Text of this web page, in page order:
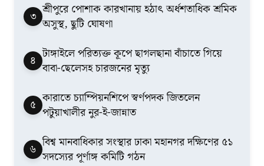
৩ শ্রীপুরে পোশাক কারখানায় হঠাৎ অর্ধশতাধিক শ্রমিক
অসুস্থ, ছুটি ঘোষণা
৪ টাঙ্গাইলে পরিত্যক্ত কূপে ছাগলছানা বাঁচাতে গিয়ে
বাবা-ছেলেসহ চারজনের মৃত্যু
৫ কারাতে চ্যাম্পিয়নশিপে স্বর্ণপদক জিতলেন
পটুয়াখালীর নুর-ই-জান্নাত
৬ বিশ্ব মানবাধিকার সংস্থার ঢাকা মহানগর দক্ষিণের ৫১
সদস্যের পূর্ণাঙ্গ কমিটি গঠন